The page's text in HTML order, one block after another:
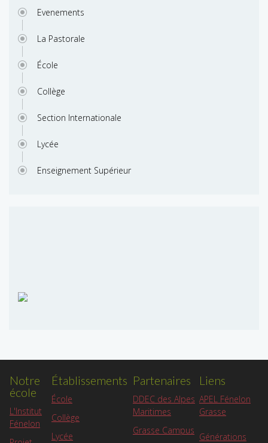
Evenements
La Pastorale
École
Collège
Section Internationale
Lycée
Enseignement Supérieur
Notre
école
L'Institut
Fénelon
Établissements
École
Collège
Lycée
Partenaires
DDEC des Alpes
Maritimes
Grasse Campus
Liens
APEL Fénelon
Grasse
Générations